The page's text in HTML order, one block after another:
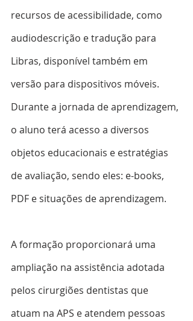
recursos de acessibilidade, como
audiodescrição e tradução para
Libras, disponível também em
versão para dispositivos móveis.
Durante a jornada de aprendizagem,
o aluno terá acesso a diversos
objetos educacionais e estratégias
de avaliação, sendo eles: e-books,
PDF e situações de aprendizagem.
A formação proporcionará uma
ampliação na assistência adotada
pelos cirurgiões dentistas que
atuam na APS e atendem pessoas